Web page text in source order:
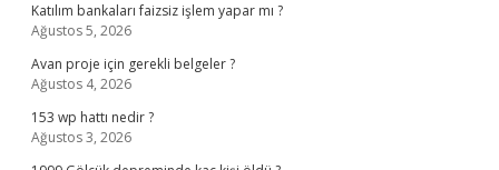
Katılım bankaları faizsiz işlem yapar mı ?
Ağustos 5, 2026
Avan proje için gerekli belgeler ?
Ağustos 4, 2026
153 wp hattı nedir ?
Ağustos 3, 2026